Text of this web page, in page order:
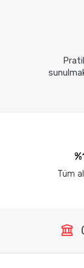
Tüm